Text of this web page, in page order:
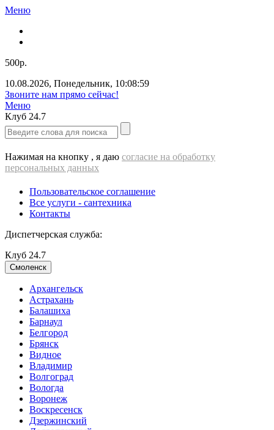
Меню
500р.
10.08.2026, Понедельник, 10:08:59
Звоните нам прямо сейчас!
Меню
Клуб 24.7
Нажимая на кнопку , я даю согласие на обработку
персональных данных
Пользовательское соглашение
Все услуги - cантехника
Контакты
Диспетчерская служба:
Клуб 24.7
Смоленск
Архангельск
Астрахань
Балашиха
Барнаул
Белгород
Брянск
Видное
Владимир
Волгоград
Вологда
Воронеж
Воскресенск
Дзержинский